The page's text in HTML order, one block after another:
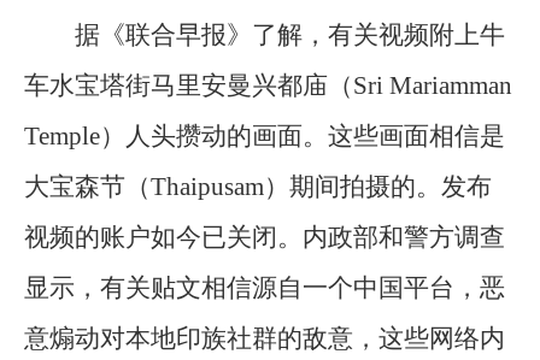
据《联合早报》了解，有关视频附上牛
车水宝塔街马里安曼兴都庙（Sri Mariamman
Temple）人头攒动的画面。这些画面相信是
大宝森节（Thaipusam）期间拍摄的。发布
视频的账户如今已关闭。内政部和警方调查
显示，有关贴文相信源自一个中国平台，恶
意煽动对本地印族社群的敌意，这些网络内